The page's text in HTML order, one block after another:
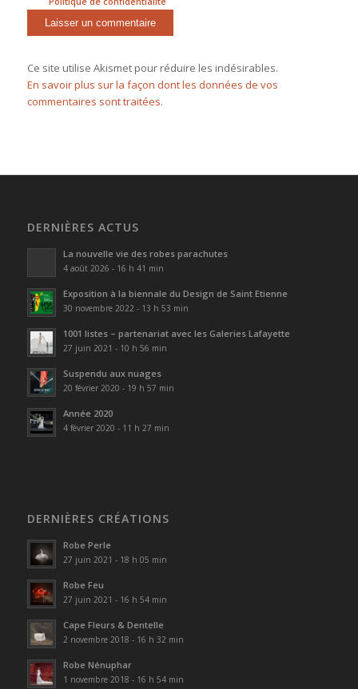
Ce site utilise Akismet pour réduire les indésirables.
En savoir plus sur la façon dont les données de vos
commentaires sont traitées.
DERNIÈRES ACTUS
La nouvelle vie des robes parachutes
4 août 2026 - 16 h 41 min
Exposition à la biennale du Design de Saint Etienne
30 novembre 2022 - 13 h 53 min
1001 listes – partenariat avec les Galeries Lafayette
27 juin 2021 - 10 h 56 min
Suspendu aux nuages
20 février 2020 - 19 h 57 min
Année 2020
4 février 2020 - 11 h 27 min
DERNIÈRES CRÉATIONS
Robe Perle
27 juin 2021 - 18 h 05 min
Robe Feu
27 juin 2021 - 16 h 54 min
Cape Fleurs & Dentelle
2 novembre 2018 - 16 h 32 min
Robe Nénuphar
1 novembre 2018 - 16 h 54 min